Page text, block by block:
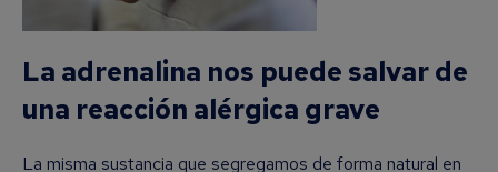
La adrenalina nos puede salvar de
una reacción alérgica grave
La misma sustancia que segregamos de forma natural en